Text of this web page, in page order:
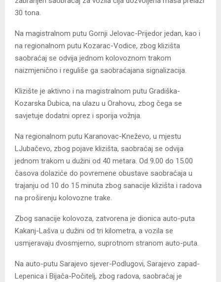
30 tona.
Na magistralnom putu Gornji Jelovac-Prijedor jedan, kao i
na regionalnom putu Kozarac-Vodice, zbog klizišta
saobraćaj se odvija jednom kolovoznom trakom
naizmjenično i reguliše ga saobraćajana signalizacija.
Klizište je aktivno i na magistralnom putu Gradiška-
Kozarska Dubica, na ulazu u Orahovu, zbog čega se
savjetuje dodatni oprez i sporija vožnja.
Na regionalnom putu Karanovac-Kneževo, u mjestu
LJubačevo, zbog pojave klizišta, saobraćaj se odvija
jednom trakom u dužini od 40 metara. Od 9.00 do 15.00
časova dolaziće do povremene obustave saobraćaja u
trajanju od 10 do 15 minuta zbog sanacije klizišta i radova
na proširenju kolovozne trake.
Zbog sanacije kolovoza, zatvorena je dionica auto-puta
Kakanj-Lašva u dužini od tri kilometra, a vozila se
usmjeravaju dvosmjerno, suprotnom stranom auto-puta.
Na auto-putu Sarajevo sjever-Podlugovi, Sarajevo zapad-
Lepenica i Bijača-Počitelj, zbog radova, saobraćaj je